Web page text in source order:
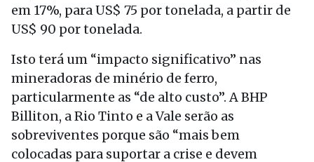
em 17%, para US$ 75 por tonelada, a partir de
US$ 90 por tonelada.
Isto terá um “impacto significativo” nas
mineradoras de minério de ferro,
particularmente as “de alto custo”. A BHP
Billiton, a Rio Tinto e a Vale serão as
sobreviventes porque são “mais bem
colocadas para suportar a crise e devem